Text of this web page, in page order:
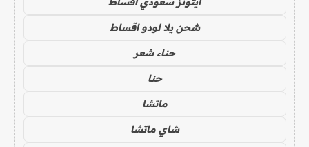
شحن يلا لودو اقساط
حناء شعر
حنا
ماتشا
شاي ماتشا